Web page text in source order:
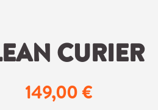
CURIER
Regulärer Preis:
149,00 €